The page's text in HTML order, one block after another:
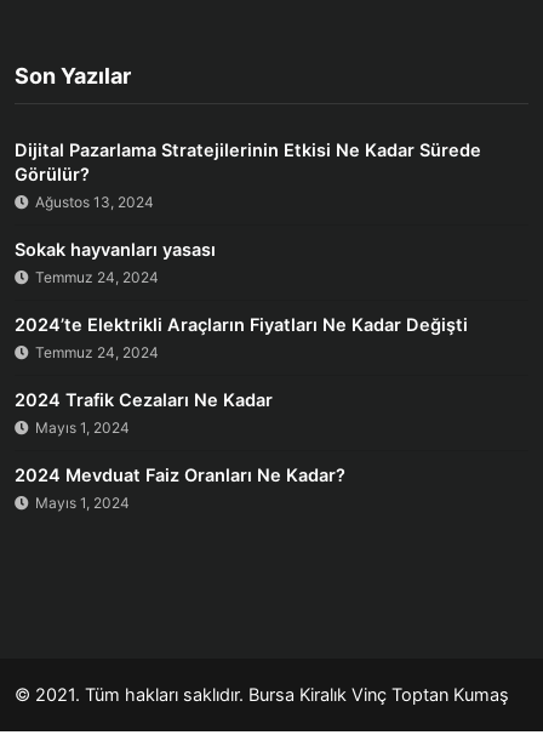
Son Yazılar
Dijital Pazarlama Stratejilerinin Etkisi Ne Kadar Sürede
Görülür?
Ağustos 13, 2024
Sokak hayvanları yasası
Temmuz 24, 2024
2024’te Elektrikli Araçların Fiyatları Ne Kadar Değişti
Temmuz 24, 2024
2024 Trafik Cezaları Ne Kadar
Mayıs 1, 2024
2024 Mevduat Faiz Oranları Ne Kadar?
Mayıs 1, 2024
© 2021. Tüm hakları saklıdır. Bursa Kiralık Vinç Toptan Kumaş